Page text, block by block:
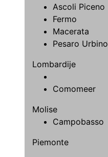
Ascoli Piceno
Fermo
Macerata
Pesaro Urbino
Lombardije
Comomeer
Molise
Campobasso
Piemonte